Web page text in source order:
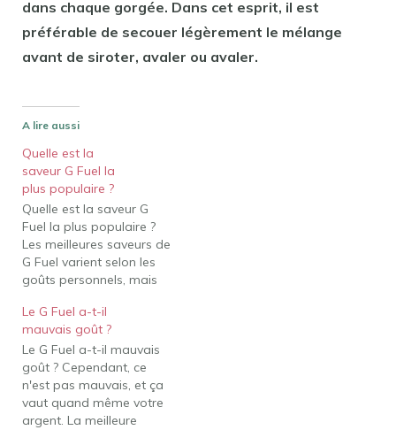
dans chaque gorgée. Dans cet esprit, il est
préférable de secouer légèrement le mélange
avant de siroter, avaler ou avaler.
A lire aussi
Quelle est la
saveur G Fuel la
plus populaire ?
Quelle est la saveur G
Fuel la plus populaire ?
Les meilleures saveurs de
G Fuel varient selon les
goûts personnels, mais
sont parmi les options
les plus populaires. Parmi
les autres saveurs
populaires, citons Sour
Blue Chug Rug, Bahama
Mama, Rainbow Sherbet,
Strawberry Shortcake,
Le G Fuel a-t-il
mauvais goût ?
Le G Fuel a-t-il mauvais
goût ? Cependant, ce
n'est pas mauvais, et ça
vaut quand même votre
argent. La meilleure